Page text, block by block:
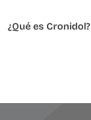
¿Qué es Cronidol?